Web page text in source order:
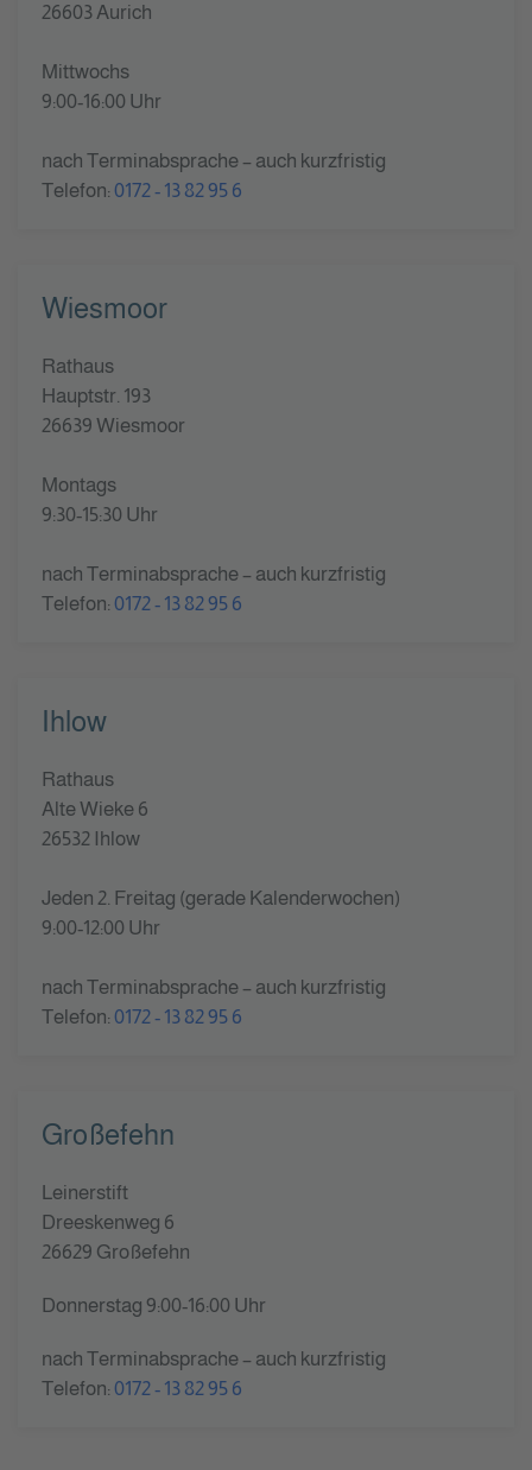
26603 Aurich
Mittwochs
9:00-16:00 Uhr
nach Terminabsprache – auch kurzfristig
Telefon: 0172 - 13 82 95 6
Wiesmoor
Rathaus
Hauptstr. 193
26639 Wiesmoor
Montags
9:30-15:30 Uhr
nach Terminabsprache – auch kurzfristig
Telefon: 0172 - 13 82 95 6
Ihlow
Rathaus
Alte Wieke 6
26532 Ihlow
Jeden 2. Freitag (gerade Kalenderwochen)
9:00-12:00 Uhr
nach Terminabsprache – auch kurzfristig
Telefon: 0172 - 13 82 95 6
Großefehn
Leinerstift
Dreeskenweg 6
26629 Großefehn
Donnerstag 9:00-16:00 Uhr
nach Terminabsprache – auch kurzfristig
Telefon: 0172 - 13 82 95 6